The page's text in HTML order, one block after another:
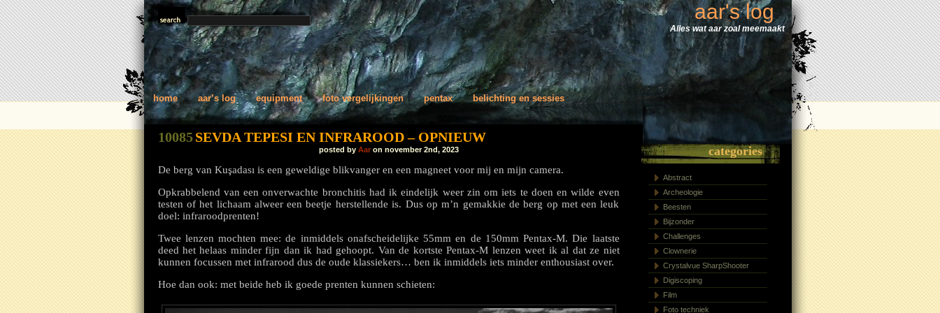
aar's log
Alles wat aar zoal meemaakt
home aar’s log equipment foto vergelijkingen pentax belichting en sessies
10085 SEVDA TEPESI EN INFRAROOD – OPNIEUW
posted by Aaron november 2nd, 2023
De berg van Kuşadası is een geweldige blikvanger en een magneet voor mij en mijn camera.
Opkrabbelend van een onverwachte bronchitis had ik eindelijk weer zin om iets te doen en wilde even
testen of het lichaam alweer een beetje herstellende is. Dus op m’n gemakkie de berg op met een leuk
doel: infraroodprenten!
Twee lenzen mochten mee: de inmiddels onafscheidelijke 55mm en de 150mm Pentax-M. Die laatste
deed het helaas minder fijn dan ik had gehoopt. Van de kortste Pentax-M lenzen weet ik al dat ze niet
kunnen focussen met infrarood dus de oude klassiekers… ben ik inmiddels iets minder enthousiast over.
Hoe dan ook: met beide heb ik goede prenten kunnen schieten:
categories
Abstract
Archeologie
Beesten
Bijzonder
Challenges
Clownerie
Crystalvue SharpShooter
Digiscoping
Film
Foto techniek